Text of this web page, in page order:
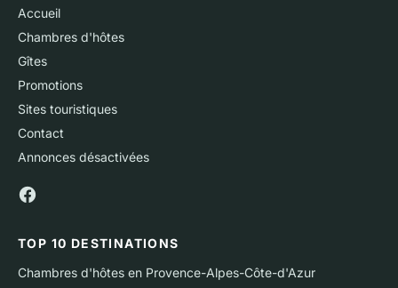
Accueil
Chambres d'hôtes
Gîtes
Promotions
Sites touristiques
Contact
Annonces désactivées
TOP 10 DESTINATIONS
Chambres d'hôtes en Provence-Alpes-Côte-d'Azur